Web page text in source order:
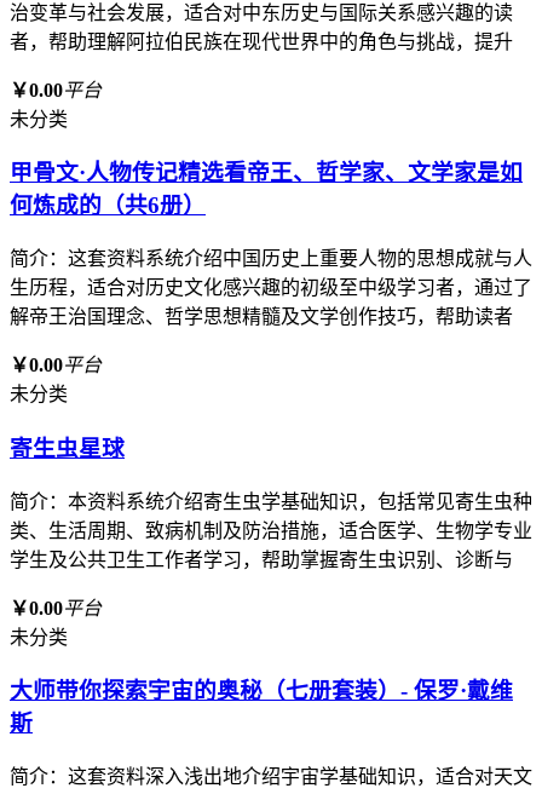
治变革与社会发展，适合对中东历史与国际关系感兴趣的读
者，帮助理解阿拉伯民族在现代世界中的角色与挑战，提升
￥0.00平台
未分类
甲骨文·人物传记精选看帝王、哲学家、文学家是如
何炼成的（共6册）
简介：这套资料系统介绍中国历史上重要人物的思想成就与人
生历程，适合对历史文化感兴趣的初级至中级学习者，通过了
解帝王治国理念、哲学思想精髓及文学创作技巧，帮助读者
￥0.00平台
未分类
寄生虫星球
简介：本资料系统介绍寄生虫学基础知识，包括常见寄生虫种
类、生活周期、致病机制及防治措施，适合医学、生物学专业
学生及公共卫生工作者学习，帮助掌握寄生虫识别、诊断与
￥0.00平台
未分类
大师带你探索宇宙的奥秘（七册套装）- 保罗·戴维
斯
简介：这套资料深入浅出地介绍宇宙学基础知识，适合对天文